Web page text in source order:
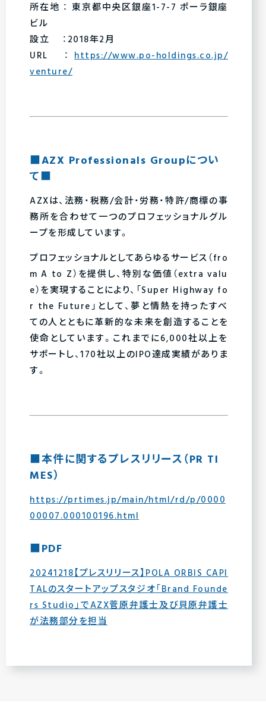
所在地 ： 東京都中央区銀座1-7-7 ポーラ銀座
ビル
設立 ：2018年2月
URL ： https://www.po-holdings.co.jp/
venture/
■AZX Professionals Groupについ
て■
AZXは、法務・税務/会計・労務・特許/商標の事
務所を合わせて一つのプロフェッショナルグル
ープを形成しています。
プロフェッショナルとしてあらゆるサービス（fro
m A to Z）を提供し、特別な価値（extra valu
e）を実現することにより、「Super Highway fo
r the Future」として、夢と情熱を持ったすべ
ての人とともに革新的な未来を創造することを
使命としています。これまでに6,000社以上を
サポートし、170社以上のIPO達成実績がありま
す。
■本件に関するプレスリリース（PR TI
MES）
https://prtimes.jp/main/html/rd/p/0000
00007.000100196.html
■PDF
20241218【プレスリリース】POLA ORBIS CAPI
TALのスタートアップスタジオ「Brand Founde
rs Studio」でAZX菅原弁護士及び貝原弁護士
が法務部分を担当